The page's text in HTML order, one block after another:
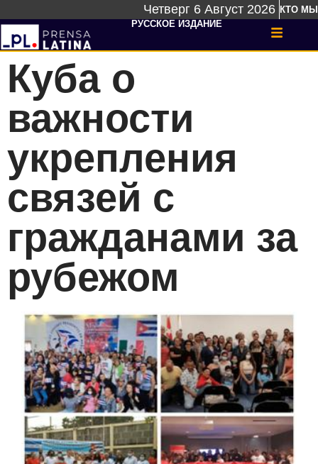
Четверг 6 Август 2026 КТО МЫ
РУССКОЕ ИЗДАНИЕ
Куба о
важности
укрепления
связей с
гражданами за
рубежом